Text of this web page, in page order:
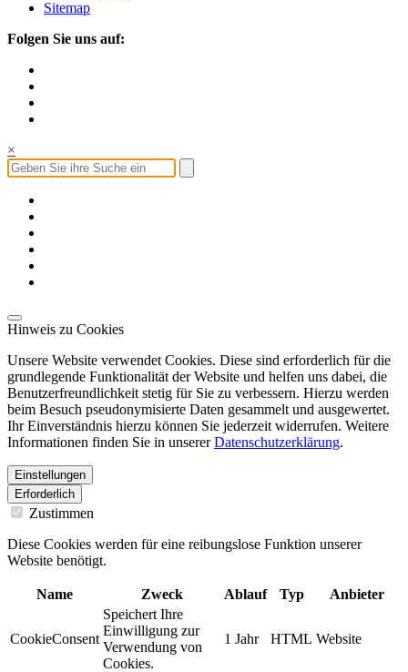
Sitemap
Folgen Sie uns auf:
×
Hinweis zu Cookies
Unsere Website verwendet Cookies. Diese sind erforderlich für die
grundlegende Funktionalität der Website und helfen uns dabei, die
Benutzerfreundlichkeit stetig für Sie zu verbessern. Hierzu werden
beim Besuch pseudonymisierte Daten gesammelt und ausgewertet.
Ihr Einverständnis hierzu können Sie jederzeit widerrufen. Weitere
Informationen finden Sie in unsererDatenschutzerklärung.
Einstellungen
Erforderlich
Zustimmen
Diese Cookies werden für eine reibungslose Funktion unserer
Website benötigt.
Name Zweck Ablauf Typ Anbieter
CookieConsent
Speichert Ihre
Einwilligung zur
Verwendung von
Cookies.
1 Jahr HTML Website